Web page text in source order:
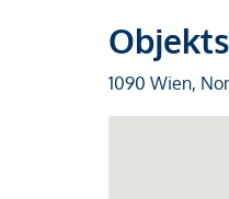
1090 Wien,